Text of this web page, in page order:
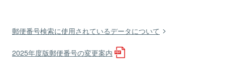
郵便番号検索に使用されているデータについて
2025年度版郵便番号の変更案内